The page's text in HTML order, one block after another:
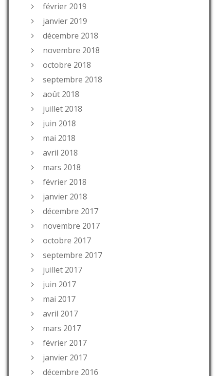
février 2019
janvier 2019
décembre 2018
novembre 2018
octobre 2018
septembre 2018
août 2018
juillet 2018
juin 2018
mai 2018
avril 2018
mars 2018
février 2018
janvier 2018
décembre 2017
novembre 2017
octobre 2017
septembre 2017
juillet 2017
juin 2017
mai 2017
avril 2017
mars 2017
février 2017
janvier 2017
décembre 2016